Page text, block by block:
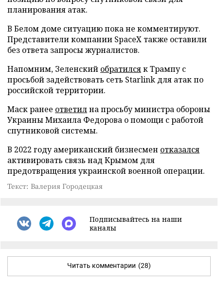
планирования атак.
В Белом доме ситуацию пока не комментируют.
Представители компании SpaceX также оставили
без ответа запросы журналистов.
Напомним, Зеленский обратилсяк Трампу с
просьбой задействовать сеть Starlink для атак по
российской территории.
Маск ранее ответилна просьбу министра обороны
Украины Михаила Федорова о помощи с работой
спутниковой системы.
В 2022 году американский бизнесмен отказался
активировать связь над Крымом для
предотвращения украинской военной операции.
Текст: Валерия Городецкая
Подписывайтесь на наши
каналы
Читать комментарии (28)